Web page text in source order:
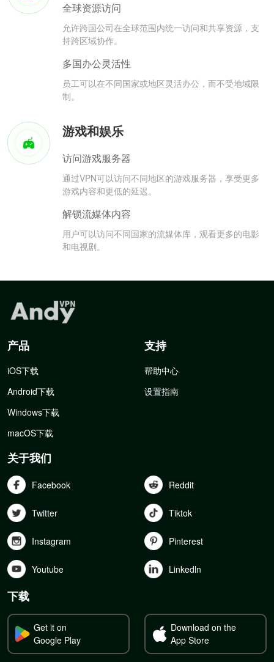
全球资源访问
允许跨国公司在全球范围内统一访问和共享资源，支
持跨区域协作。
多国办公灵活性
员工可以在不同国家或地区灵活办公，而不受地域限
制。
游戏和娱乐
访问游戏服务器
通过VPN可以访问不同地区的游戏服务器，享受更多
游戏内容和更低的延迟。
解锁流媒体内容
用户可以访问不同国家的流媒体库，观看更多的电影
和电视剧。
产品
iOS下载
Android下载
Windows下载
macOS下载
支持
帮助中心
设置指南
关于我们
Facebook Reddit
Twitter Tiktok
Instagram Pinterest
Youtube Linkedln
下载
Get it on
Google Play
Download on the
App Store